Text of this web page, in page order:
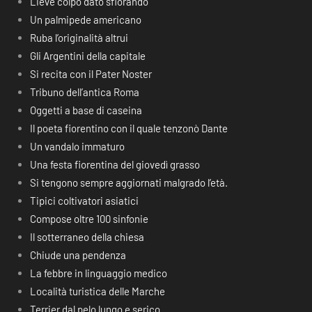
Un palmipede americano
Ruba l’originalità altrui
Gli Argentini della capitale
Si recita con il Pater Noster
Tribuno dell’antica Roma
Oggetti a base di caseina
Il poeta fiorentino con il quale tenzonò Dante
Un vandalo immaturo
Una festa fiorentina del giovedì grasso
Si tengono sempre aggiornati malgrado l’età.
Tipici coltivatori asiatici
Compose oltre 100 sinfonie
Il sotterraneo della chiesa
Chiude una pendenza
La febbre in linguaggio medico
Località turistica delle Marche
Terrier dal pelo lungo e serico